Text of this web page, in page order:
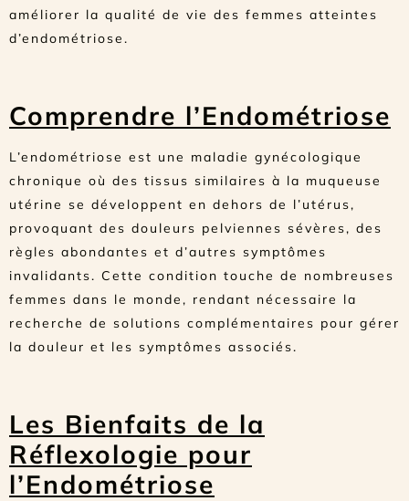
améliorer la qualité de vie des femmes atteintes
d’endométriose.
Comprendre l’Endométriose
L’endométriose est une maladie gynécologique
chronique où des tissus similaires à la muqueuse
utérine se développent en dehors de l’utérus,
provoquant des douleurs pelviennes sévères, des
règles abondantes et d’autres symptômes
invalidants. Cette condition touche de nombreuses
femmes dans le monde, rendant nécessaire la
recherche de solutions complémentaires pour gérer
la douleur et les symptômes associés.
Les Bienfaits de la
Réflexologie pour
l’Endométriose